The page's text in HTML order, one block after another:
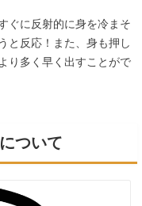
ぐに反射的に身を冷まそ
と反応！また、身も押し
り多く早く出すことがで
ついて